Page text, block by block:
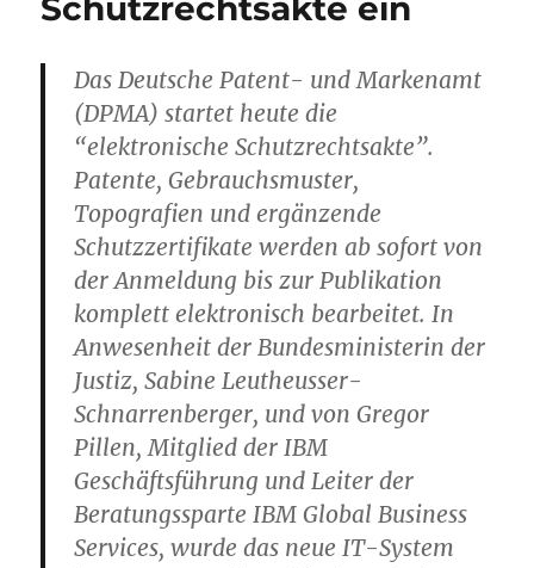
Schutzrechtsakte ein
Das Deutsche Patent- und Markenamt
(DPMA) startet heute die
“elektronische Schutzrechtsakte”.
Patente, Gebrauchsmuster,
Topografien und ergänzende
Schutzzertifikate werden ab sofort von
der Anmeldung bis zur Publikation
komplett elektronisch bearbeitet. In
Anwesenheit der Bundesministerin der
Justiz, Sabine Leutheusser-
Schnarrenberger, und von Gregor
Pillen, Mitglied der IBM
Geschäftsführung und Leiter der
Beratungssparte IBM Global Business
Services, wurde das neue IT-System